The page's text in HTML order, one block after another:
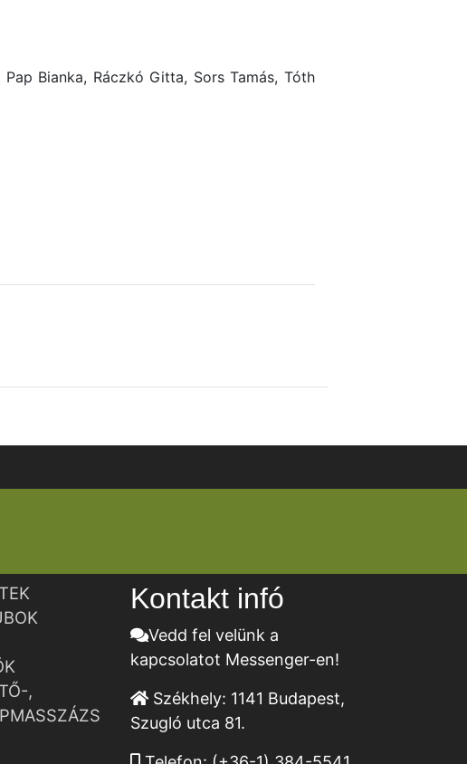
Bianka, Ráczkó Gitta, Sors Tamás, Tóth
,
Kontakt infó
Vedd fel velünk a
kapcsolatot Messenger-en!
Székhely: 1141 Budapest,
Szugló utca 81.